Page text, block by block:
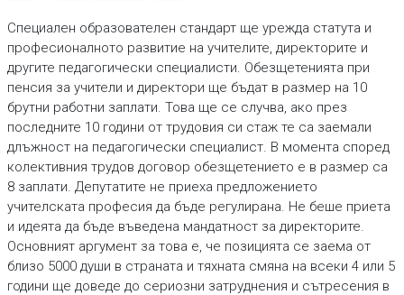
Специален образователен стандарт ще урежда статута и
професионалното развитие на учителите, директорите и
другите педагогически специалисти. Обезщетенията при
пенсия за учители и директори ще бъдат в размер на 10
брутни работни заплати. Това ще се случва, ако през
последните 10 години от трудовия си стаж те са заемали
длъжност на педагогически специалист. В момента според
колективния трудов договор обезщетението е в размер са
8 заплати. Депутатите не приеха предложението
учителската професия да бъде регулирана. Не беше приета
и идеята да бъде въведена мандатност за директорите.
Основният аргумент за това е, че позицията се заема от
близо 5000 души в страната и тяхната смяна на всеки 4 или 5
години ще доведе до сериозни затруднения и сътресения в